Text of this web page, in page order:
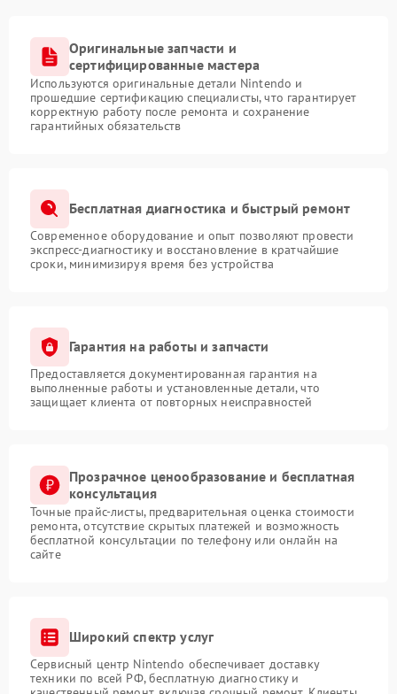
Оригинальные запчасти и
сертифицированные мастера
Используются оригинальные детали Nintendo и
прошедшие сертификацию специалисты, что гарантирует
корректную работу после ремонта и сохранение
гарантийных обязательств
Бесплатная диагностика и быстрый ремонт
Современное оборудование и опыт позволяют провести
экспресс-диагностику и восстановление в кратчайшие
сроки, минимизируя время без устройства
Гарантия на работы и запчасти
Предоставляется документированная гарантия на
выполненные работы и установленные детали, что
защищает клиента от повторных неисправностей
Прозрачное ценообразование и бесплатная
консультация
Точные прайс-листы, предварительная оценка стоимости
ремонта, отсутствие скрытых платежей и возможность
бесплатной консультации по телефону или онлайн на
сайте
Широкий спектр услуг
Сервисный центр Nintendo обеспечивает доставку
техники по всей РФ, бесплатную диагностику и